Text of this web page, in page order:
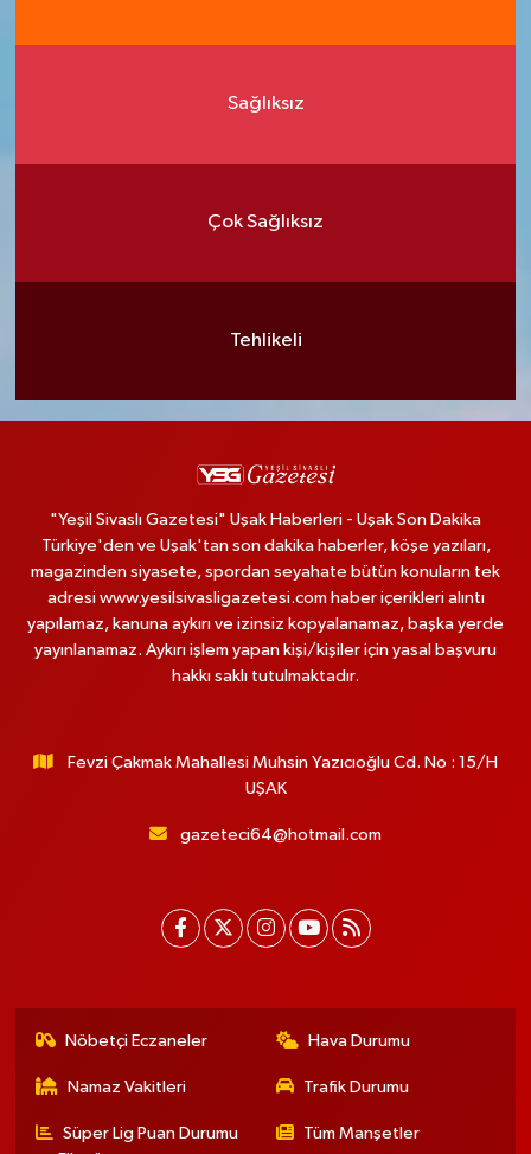
Sağlıksız
Çok Sağlıksız
Tehlikeli
"Yeşil Sivaslı Gazetesi" Uşak Haberleri - Uşak Son Dakika
Türkiye'den ve Uşak'tan son dakika haberler, köşe yazıları,
magazinden siyasete, spordan seyahate bütün konuların tek
adresi www.yesilsivasligazetesi.com haber içerikleri alıntı
yapılamaz, kanuna aykırı ve izinsiz kopyalanamaz, başka yerde
yayınlanamaz. Aykırı işlem yapan kişi/kişiler için yasal başvuru
hakkı saklı tutulmaktadır.
Fevzi Çakmak Mahallesi Muhsin Yazıcıoğlu Cd. No : 15/H
UŞAK
gazeteci64@hotmail.com
Nöbetçi Eczaneler Hava Durumu
Namaz Vakitleri Trafik Durumu
Süper Lig Puan Durumu
Tüm Manşetler